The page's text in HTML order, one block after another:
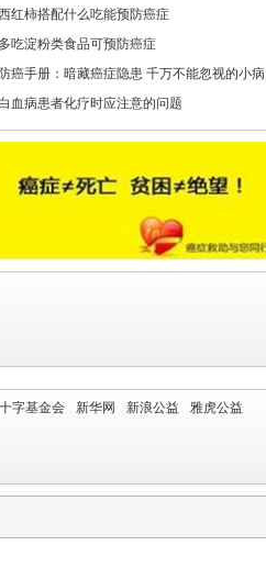
红柿搭配什么吃能预防癌症
多吃淀粉类食品可预防癌症
癌手册：暗藏癌症隐患 千万不能忽视的小病
白血病患者化疗时应注意的问题
字基金会 新华网 新浪公益
雅虎公益